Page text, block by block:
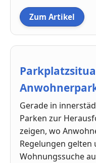
Zum Artikel
Gerade in
Parken zur
zeigen, wo
Regelungen
Wohnungssuche